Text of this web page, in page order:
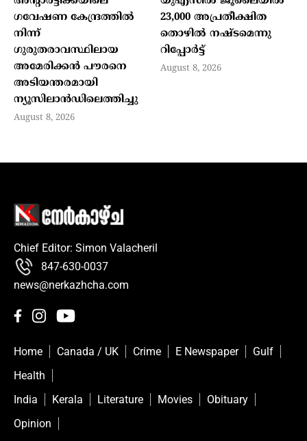
ഗവേഷണ കേന്ദ്രത്തില്‍
നിന്ന്
ഗുരുതരാവസ്ഥിലായ
അമേരിക്കന്‍ പൗരനെ
അടിയന്തരമായി
ന്യൂസിലാന്‍ഡിലെത്തിച്ചു
August 8, 2026
23,000 അപ്രതീക്ഷിത
തൊഴില്‍ നഷ്ടമെന്നു
റിപ്പോര്‍ട്ട്
August 8, 2026
Chief Editor: Simon Valacheril
847-630-0037
news@nerkazhcha.com
Home Canada / UK Crime E Newspaper
Gulf
Health
India
Kerala Literature Movies
Obituary
Opinion